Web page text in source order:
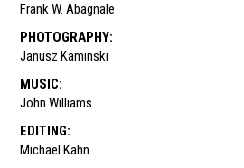
Frank W. Abagnale
PHOTOGRAPHY:
Janusz Kaminski
MUSIC:
John Williams
EDITING:
Michael Kahn